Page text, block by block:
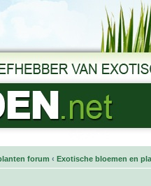
forum ‹ Exotische bloemen en